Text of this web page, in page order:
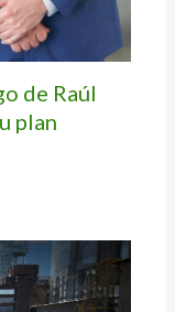
de Raúl
plan